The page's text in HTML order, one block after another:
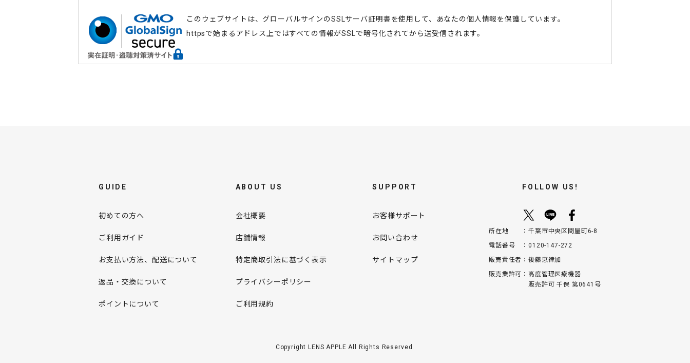
このウェブサイトは、グローバルサインのSSLサーバ証明書を使用して、あなたの個人情報を保護しています。
httpsで始まるアドレス上ではすべての情報がSSLで暗号化されてから送受信されます。
GUIDE
初めての方へ
ご利用ガイド
お支払い方法、配送について
返品・交換について
ポイントについて
ABOUT US
会社概要
店舗情報
特定商取引法に基づく表示
プライバシーポリシー
ご利用規約
SUPPORT
お客様サポート
お問い合わせ
サイトマップ
FOLLOW US!
所在地
千葉市中央区問屋町6-8
電話番号
0120-147-272
販売責任者
後藤恵律加
販売業許可
高度管理医療機器
販売許可 千保 第0641号
Copyright LENS APPLE All Rights Reserved.